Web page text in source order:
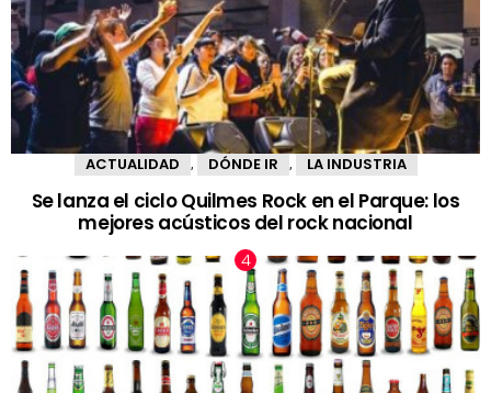
ACTUALIDAD , DÓNDE IR , LA INDUSTRIA
Se lanza el ciclo Quilmes Rock en el Parque: los
mejores acústicos del rock nacional